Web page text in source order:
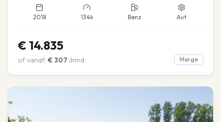
2018 134k Benz Aut
€ 14.835
of vanaf: € 307 /mnd Marge